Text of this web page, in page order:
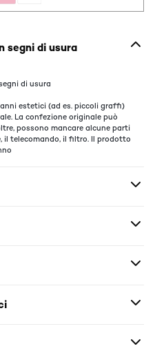
segni di usura
di usura
estetici (ad es. piccoli graffi)
La confezione originale può
possono mancare alcune parti
il telecomando, il filtro. Il prodotto